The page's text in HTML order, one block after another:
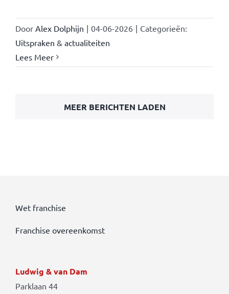
Door Alex Dolphijn | 04-06-2026 | Categorieën:
Uitspraken & actualiteiten
Lees Meer
MEER BERICHTEN LADEN
Wet franchise
Franchise overeenkomst
Ludwig & van Dam
Parklaan 44